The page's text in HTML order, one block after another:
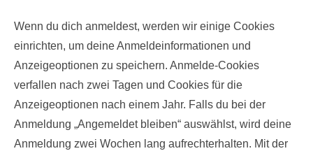
Wenn du dich anmeldest, werden wir einige Cookies
einrichten, um deine Anmeldeinformationen und
Anzeigeoptionen zu speichern. Anmelde-Cookies
verfallen nach zwei Tagen und Cookies für die
Anzeigeoptionen nach einem Jahr. Falls du bei der
Anmeldung „Angemeldet bleiben“ auswählst, wird deine
Anmeldung zwei Wochen lang aufrechterhalten. Mit der